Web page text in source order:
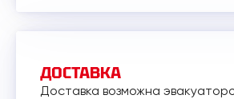
ДОСТАВКА
Доставка возможна